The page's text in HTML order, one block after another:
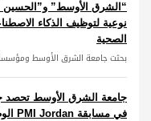
“الشرق الأوسط” و”الحسين
نوعية لتوظيف الذكاء
الصحية
بحثت جامعة الشرق الأوسط
جامعة الشرق الأوسط
في مسابقة PMI Jordan الوطنية لإدارة المشاريع